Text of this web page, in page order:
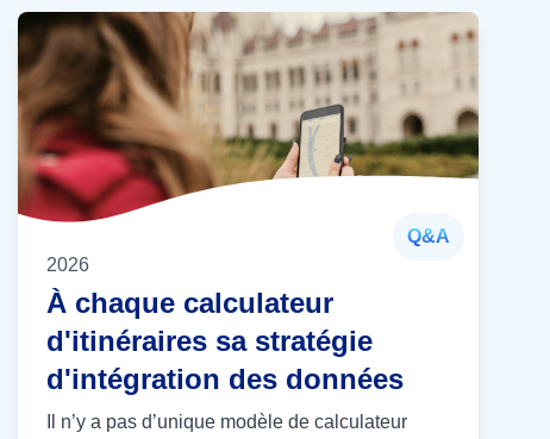
Q&A
2026
À chaque calculateur
d'itinéraires sa stratégie
d'intégration des données
Il n’y a pas d’unique modèle de calculateur